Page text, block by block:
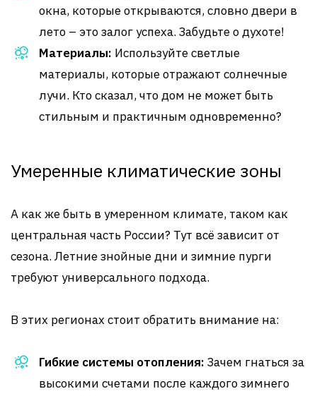
окна, которые открываются, словно двери в
лето – это залог успеха. Забудьте о духоте!
Материалы: Используйте светлые
материалы, которые отражают солнечные
лучи. Кто сказал, что дом не может быть
стильным и практичным одновременно?
Умеренные климатические зоны
А как же быть в умеренном климате, таком как
центральная часть России? Тут всё зависит от
сезона. Летние знойные дни и зимние пурги
требуют универсального подхода.
В этих регионах стоит обратить внимание на:
Гибкие системы отопления: Зачем гнаться за
высокими счетами после каждого зимнего